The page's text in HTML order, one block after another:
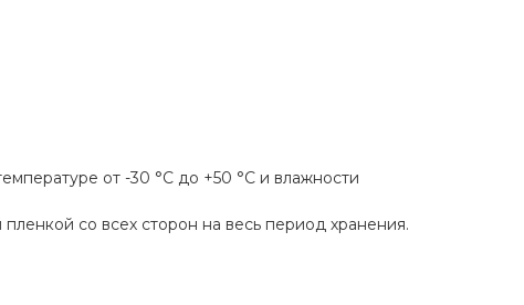
от -30 °С до +50 °С и влажности
со всех сторон на весь период хранения.